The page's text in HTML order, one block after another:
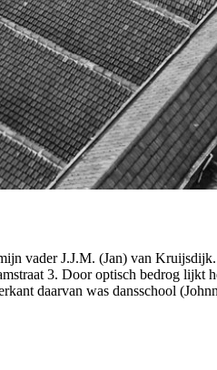
vader J.J.M. (Jan) van
3. Door optisch bedrog lijkt
daarvan was dansschool